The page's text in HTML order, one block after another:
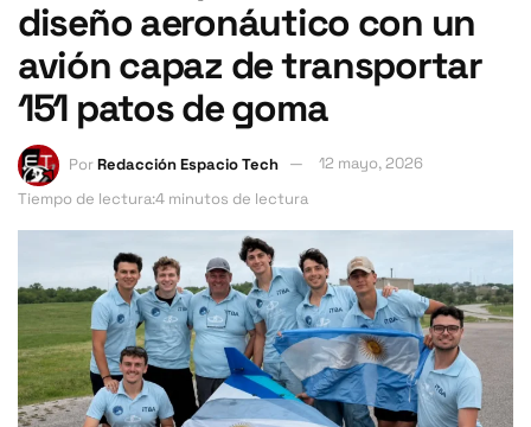
diseño aeronáutico con un
avión capaz de transportar
151 patos de goma
PorRedacción Espacio Tech
12 mayo, 2026
Tiempo de lectura:4 minutos de lectura